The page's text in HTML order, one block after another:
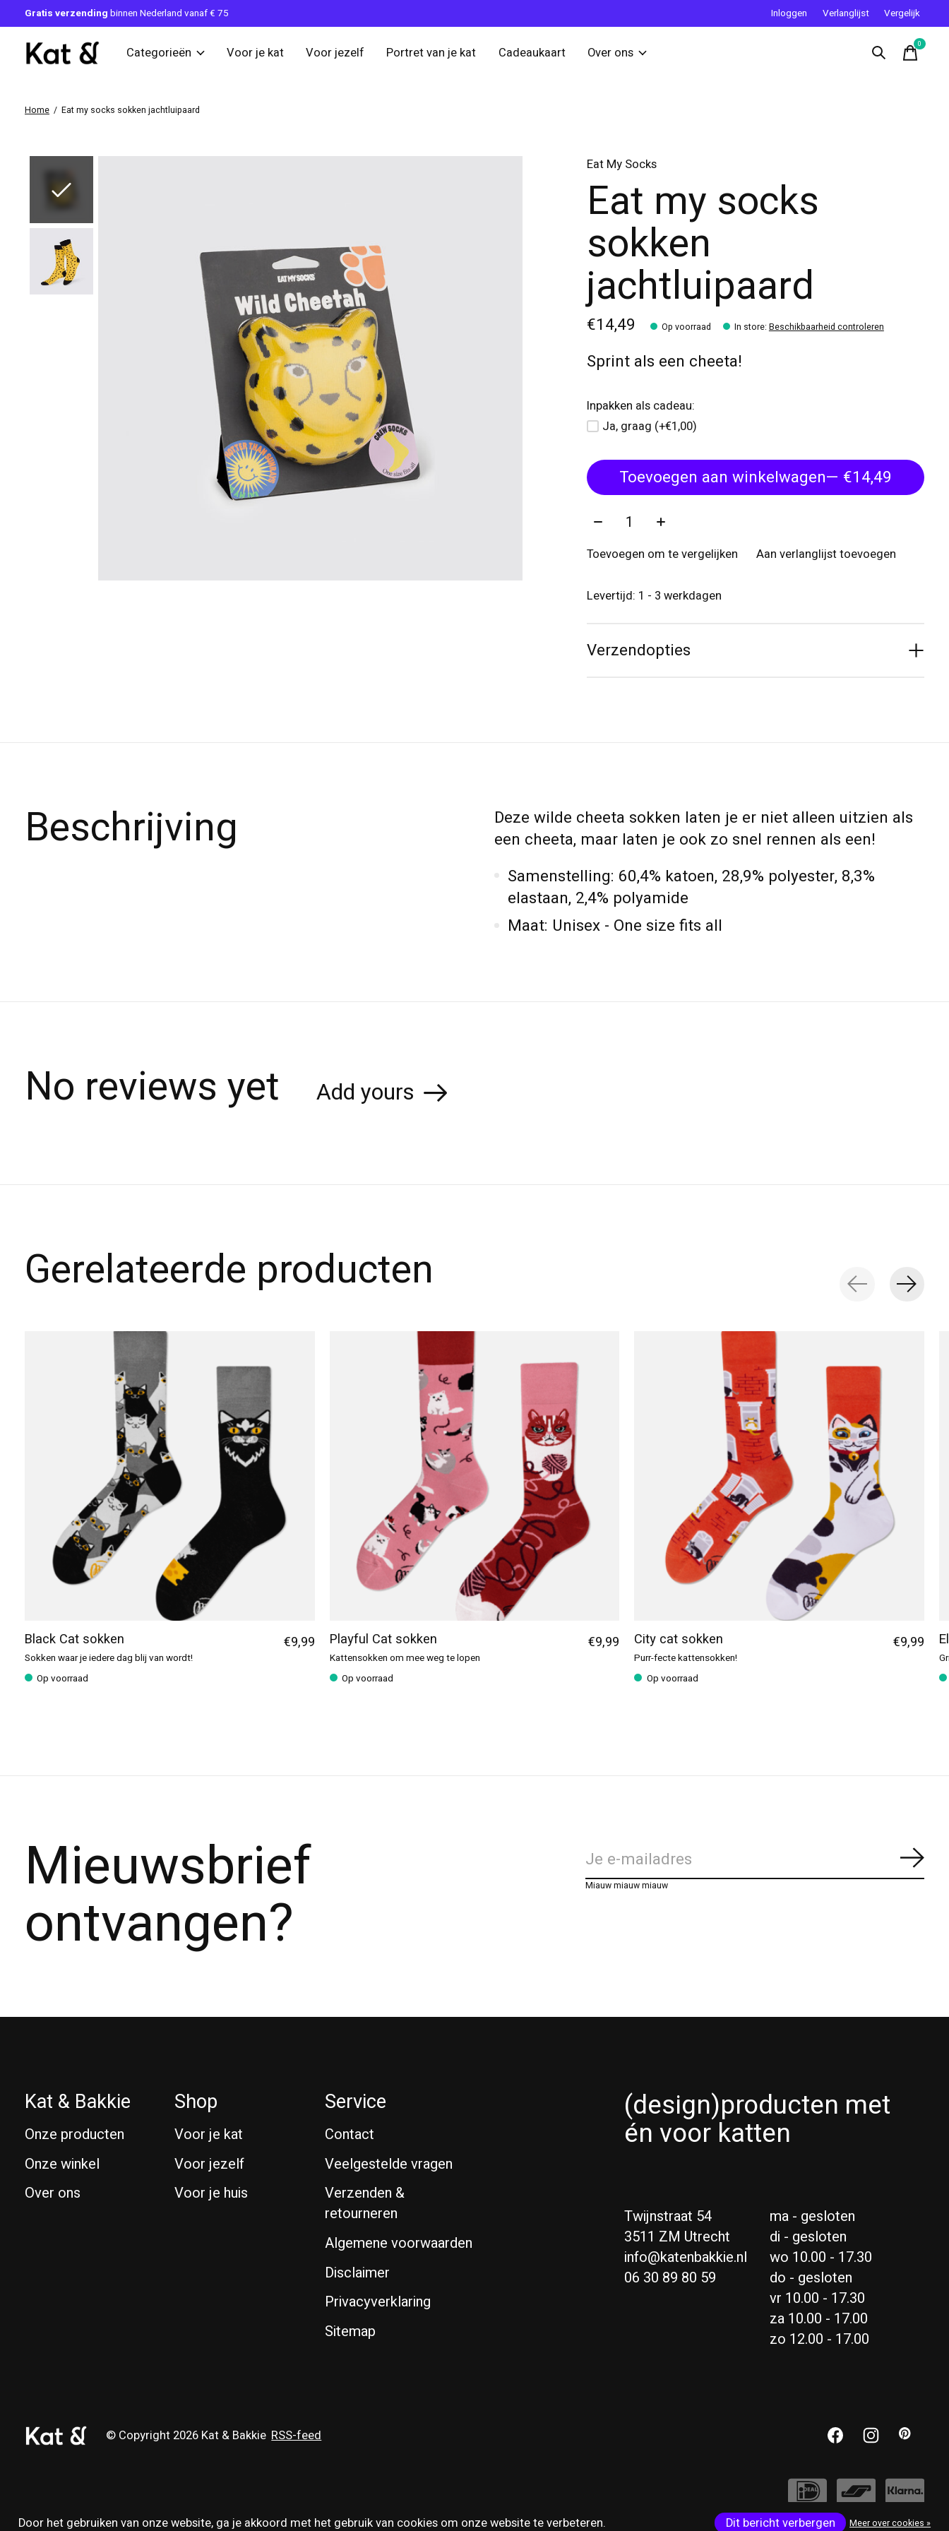
Gratis verzending binnen Nederland vanaf € 75 Inloggen Verlanglijst Vergelijk
Categorieën Voor je kat Voor jezelf Portret van je kat Cadeaukaart Over ons
0items
Home / Eat my socks sokken jachtluipaard
Eat My Socks
Eat my socks
sokken
jachtluipaard
€14,49 Op voorraad In store: Beschikbaarheid controleren
Sprint als een cheeta!
Inpakken als cadeau:
Ja, graag (+€1,00)
Toevoegen aan winkelwagen
— €14,49
Aantal:
Toevoegen om te vergelijken Aan verlanglijst toevoegen
Levertijd: 1 - 3 werkdagen
Verzendopties
Beschrijving
Deze wilde cheeta sokken laten je er niet alleen uitzien als
een cheeta, maar laten je ook zo snel rennen als een!
Samenstelling: 60,4% katoen, 28,9% polyester, 8,3%
elastaan, 2,4% polyamide
Maat: Unisex - One size fits all
No reviews yet Add yours
Gerelateerde producten
Carousel items
Black Cat sokken
Sokken waar je iedere dag blij van wordt!
Op voorraad
€9,99 Playful Cat sokken
Kattensokken om mee weg te lopen
Op voorraad
€9,99 City cat sokken
Purr-fecte kattensokken!
Op voorraad
€9,99
Mieuwsbrief
ontvangen? Miauw miauw miauw
Kat & Bakkie
Onze producten
Onze winkel
Over ons
Shop
Voor je kat
Voor jezelf
Voor je huis
Service
Contact
Veelgestelde vragen
Verzenden &
retourneren
Algemene voorwaarden
Disclaimer
Privacyverklaring
Sitemap
(design)producten met
én voor katten
Twijnstraat 54
3511 ZM Utrecht
info@katenbakkie.nl
06 30 89 80 59
ma - gesloten
di - gesloten
wo 10.00 - 17.30
do - gesloten
vr 10.00 - 17.30
za 10.00 - 17.00
zo 12.00 - 17.00
© Copyright 2026 Kat & Bakkie RSS-feed
Door het gebruiken van onze website, ga je akkoord met het gebruik van cookies om onze website te verbeteren. Dit bericht verbergen Meer over cookies »